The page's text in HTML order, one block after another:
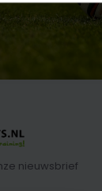
nieuwsbrief